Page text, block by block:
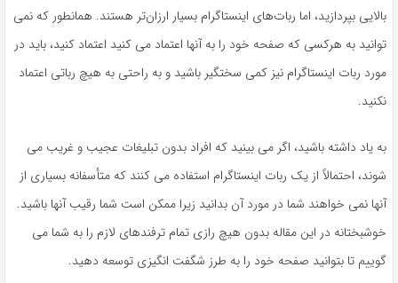
بالایی بپردازید، اما ربات‌های اینستاگرام بسیار ارزان‌تر هستند. همانطور که نمی
توانید به هرکسی که صفحه خود را به آنها اعتماد می کنید اعتماد کنید، باید در
مورد ربات اینستاگرام نیز کمی سختگیر باشید و به راحتی به هیچ رباتی اعتماد
نکنید.
به یاد داشته باشید، اگر می بینید که افراد بدون تبلیغات عجیب و غریب می
شوند، احتمالاً از یک ربات اینستاگرام استفاده می کنند که متأسفانه بسیاری از
آنها نمی خواهند شما در مورد آن بدانید زیرا ممکن است شما رقیب آنها باشید.
خوشبختانه در این مقاله بدون هیچ رازی تمام ترفندهای لازم را به شما می
گوییم تا بتوانید صفحه خود را به طرز شگفت انگیزی توسعه دهید.